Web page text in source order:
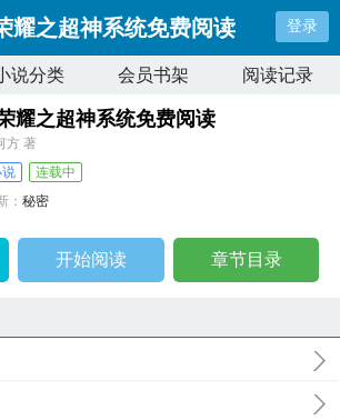
耀之超神系统免费阅读 登录
说分类 会员书架 阅读记录
耀之超神系统免费阅读
方 著
连载中
：秘密
开始阅读 章节目录